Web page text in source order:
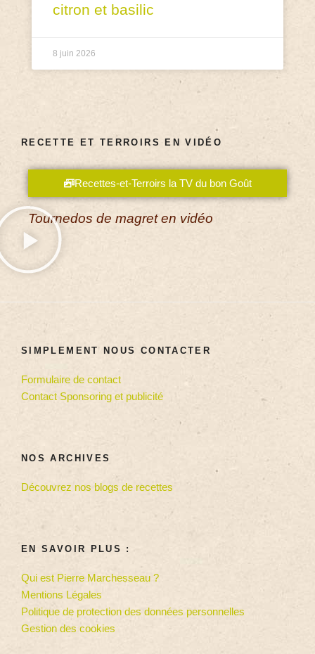
citron et basilic
8 juin 2026
RECETTE ET TERROIRS EN VIDÉO
Recettes-et-Terroirs la TV du bon Goût
Tournedos de magret en vidéo
SIMPLEMENT NOUS CONTACTER
Formulaire de contact
Contact Sponsoring et publicité
NOS ARCHIVES
Découvrez nos blogs de recettes
EN SAVOIR PLUS :
Qui est Pierre Marchesseau ?
Mentions Légales
Politique de protection des données personnelles
Gestion des cookies